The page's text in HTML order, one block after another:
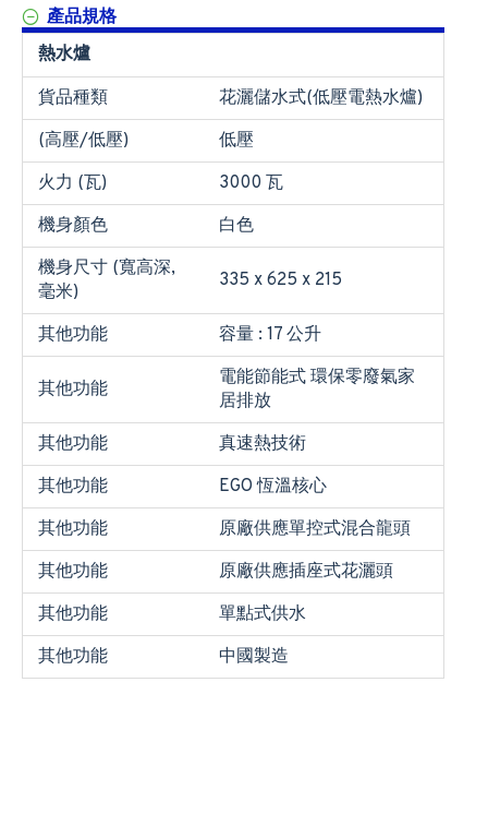
產品規格
熱水爐
貨品種類
花灑儲水式(低壓電熱水爐)
(高壓/低壓)
低壓
火力 (瓦)
3000 瓦
機身顏色
白色
機身尺寸 (寬高深,
毫米)
335 x 625 x 215
其他功能 容量 : 17 公升
其他功能
電能節能式 環保零廢氣家
居排放
其他功能
真速熱技術
其他功能
EGO 恆溫核心
其他功能
原廠供應單控式混合龍頭
其他功能
原廠供應插座式花灑頭
其他功能
單點式供水
其他功能
中國製造